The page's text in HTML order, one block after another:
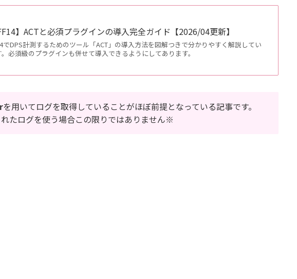
】ACTと必須プラグインの導入完全ガイド【2026/04更新】
でDPS計測するためのツール「ACT」の導入方法を図解つきで分かりやすく解説してい
。必須級のプラグインも併せて導入できるようにしてあります。
を用いてログを取得していることがほぼ前提となっている記事です。
たログを使う場合この限りではありません※